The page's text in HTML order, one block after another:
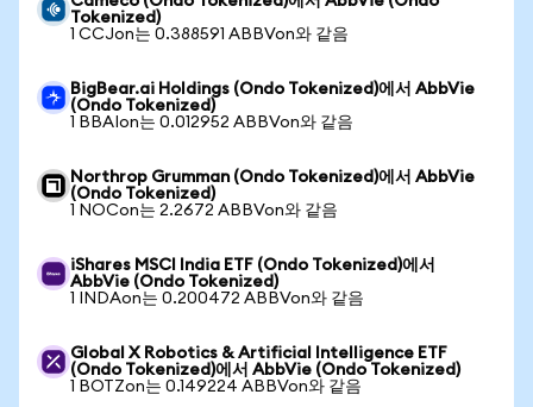
Tokenized)
1 CCJon는 0.388591 ABBVon와 같음
BigBear.ai Holdings (Ondo Tokenized)에서 AbbVie
(Ondo Tokenized)
1 BBAIon는 0.012952 ABBVon와 같음
Northrop Grumman (Ondo Tokenized)에서 AbbVie
(Ondo Tokenized)
1 NOCon는 2.2672 ABBVon와 같음
iShares MSCI India ETF (Ondo Tokenized)에서
AbbVie (Ondo Tokenized)
1 INDAon는 0.200472 ABBVon와 같음
Global X Robotics & Artificial Intelligence ETF
(Ondo Tokenized)에서 AbbVie (Ondo Tokenized)
1 BOTZon는 0.149224 ABBVon와 같음